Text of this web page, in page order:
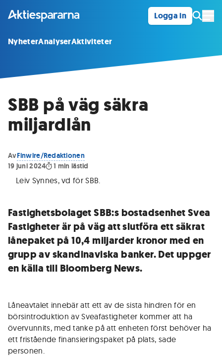
Logga in
NyheterAnalyserAktiviteter
SBB på väg säkra
miljardlån
AvFinwire/Redaktionen
19 juni 2024
1 min lästid
Leiv Synnes, vd för SBB.
Fastighetsbolaget SBB:s bostadsenhet Svea
Fastigheter är på väg att slutföra ett säkrat
lånepaket på 10,4 miljarder kronor med en
grupp av skandinaviska banker. Det uppger
en källa till Bloomberg News.
Låneavtalet innebär att ett av de sista hindren för en
börsintroduktion av Sveafastigheter kommer att ha
övervunnits, med tanke på att enheten först behöver ha
ett fristående finansieringspaket på plats, sade
personen.